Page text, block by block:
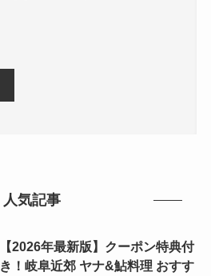
人気記事
【2026年最新版】クーポン特典付
き！岐阜近郊 ヤナ&鮎料理 おすす